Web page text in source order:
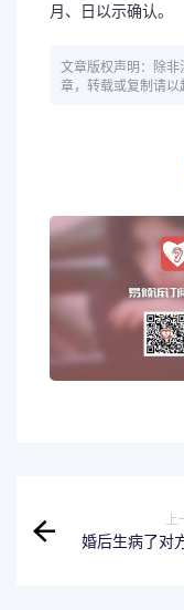
月、日以示确认。
文章版权声明：除
章，转载或复制请以
上
婚后生病了对